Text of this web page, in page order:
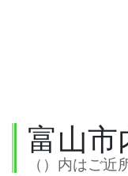
富山
（）内はご